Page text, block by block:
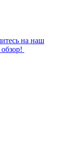
на наш